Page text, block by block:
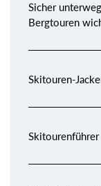
Sicher
Bergtouren
Skitouren-